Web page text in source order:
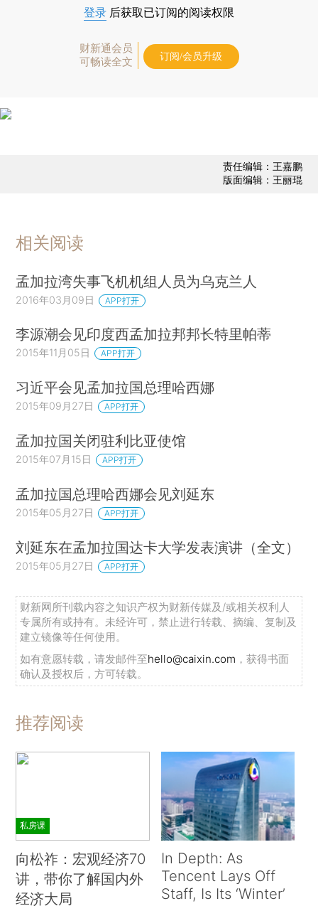
登录 后获取已订阅的阅读权限
财新通会员
可畅读全文
订阅/会员升级
责任编辑：王嘉鹏
版面编辑：王丽琨
相关阅读
孟加拉湾失事飞机机组人员为乌克兰人
2016年03月09日 APP打开
李源潮会见印度西孟加拉邦邦长特里帕蒂
2015年11月05日 APP打开
习近平会见孟加拉国总理哈西娜
2015年09月27日 APP打开
孟加拉国关闭驻利比亚使馆
2015年07月15日 APP打开
孟加拉国总理哈西娜会见刘延东
2015年05月27日 APP打开
刘延东在孟加拉国达卡大学发表演讲（全文）
2015年05月27日 APP打开
财新网所刊载内容之知识产权为财新传媒及/或相关权利人
专属所有或持有。未经许可，禁止进行转载、摘编、复制及
建立镜像等任何使用。
如有意愿转载，请发邮件至hello@caixin.com ，获得书面
确认及授权后，方可转载。
推荐阅读
私房课
向松祚：宏观经济70
讲，带你了解国内外
经济大局
In Depth: As
Tencent Lays Off
Staff, Is Its ‘Winter’